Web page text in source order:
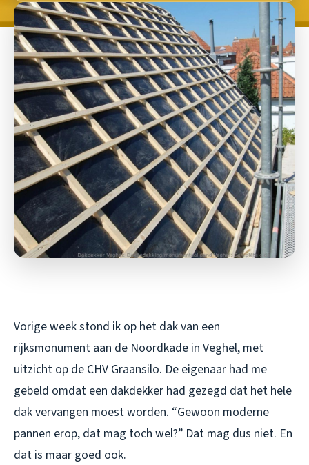
Vorige week stond ik op het dak van een
rijksmonument aan de Noordkade in Veghel, met
uitzicht op de CHV Graansilo. De eigenaar had me
gebeld omdat een dakdekker had gezegd dat het hele
dak vervangen moest worden. “Gewoon moderne
pannen erop, dat mag toch wel?” Dat mag dus niet. En
dat is maar goed ook.